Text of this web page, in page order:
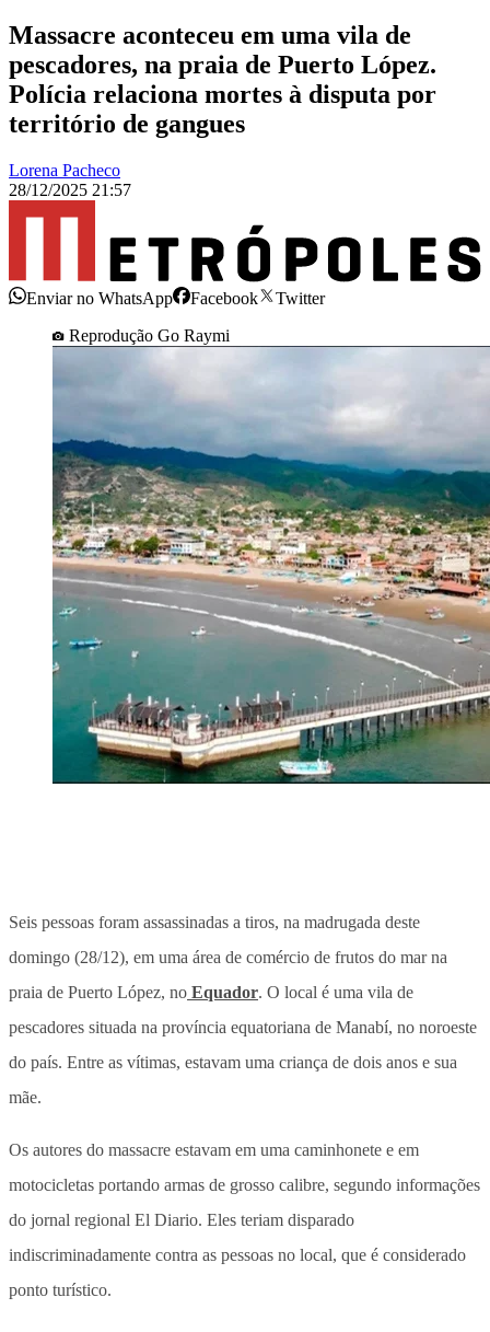
Massacre aconteceu em uma vila de
pescadores, na praia de Puerto López.
Polícia relaciona mortes à disputa por
território de gangues
Lorena Pacheco
28/12/2025 21:57
Enviar no WhatsApp Facebook
Twitter
Reprodução Go Raymi
Seis pessoas foram assassinadas a tiros, na madrugada deste
domingo (28/12), em uma área de comércio de frutos do mar na
praia de Puerto López, no Equador. O local é uma vila de
pescadores situada na província equatoriana de Manabí, no noroeste
do país. Entre as vítimas, estavam uma criança de dois anos e sua
mãe.
Os autores do massacre estavam em uma caminhonete e em
motocicletas portando armas de grosso calibre, segundo informações
do jornal regional El Diario. Eles teriam disparado
indiscriminadamente contra as pessoas no local, que é considerado
ponto turístico.